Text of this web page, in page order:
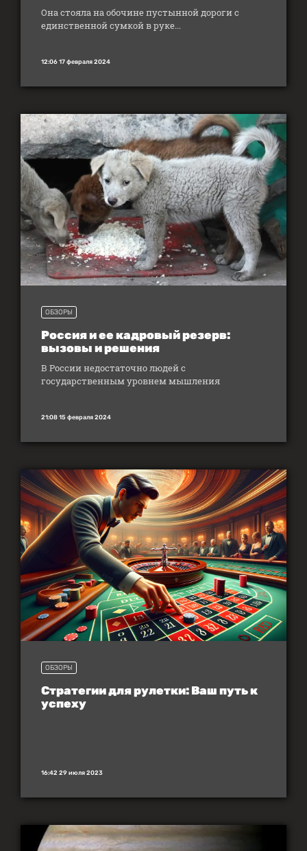
Она стояла на обочине пустынной дороги с
единственной сумкой в руке...
12:06 17 февраля 2024
ОБЗОРЫ
Россия и ее кадровый резерв:
вызовы и решения
В России недостаточно людей с
государственным уровнем мышления
21:08 15 февраля 2024
ОБЗОРЫ
Стратегии для рулетки: Ваш путь к
успеху
16:42 29 июля 2023